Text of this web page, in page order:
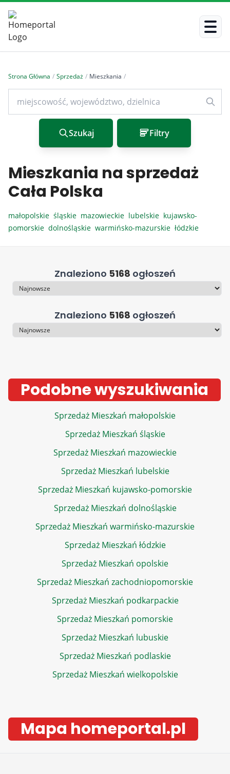
Strona Główna / Sprzedaż / Mieszkania /
Szukaj Filtry
Mieszkania na sprzedaż
Cała Polska
małopolskie śląskie mazowieckie lubelskie kujawsko-
pomorskie dolnośląskie warmińsko-mazurskie łódzkie
Znaleziono 5168 ogłoszeń
Sortowanie
Znaleziono 5168 ogłoszeń
Sortowanie
Podobne wyszukiwania
Sprzedaż Mieszkań małopolskie
Sprzedaż Mieszkań śląskie
Sprzedaż Mieszkań mazowieckie
Sprzedaż Mieszkań lubelskie
Sprzedaż Mieszkań kujawsko-pomorskie
Sprzedaż Mieszkań dolnośląskie
Sprzedaż Mieszkań warmińsko-mazurskie
Sprzedaż Mieszkań łódzkie
Sprzedaż Mieszkań opolskie
Sprzedaż Mieszkań zachodniopomorskie
Sprzedaż Mieszkań podkarpackie
Sprzedaż Mieszkań pomorskie
Sprzedaż Mieszkań lubuskie
Sprzedaż Mieszkań podlaskie
Sprzedaż Mieszkań wielkopolskie
Mapa homeportal.pl